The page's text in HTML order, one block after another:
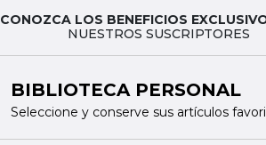
CONOZCA LOS BENEFICIOS
NUESTROS SUSCRIPTORES
BIBLIOTECA PERSONAL
Seleccione y conserve sus artículos